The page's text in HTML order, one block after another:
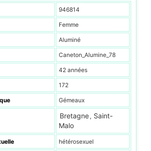
946814
Femme
Aluminé
Caneton_Alumine_78
42 années
172
Gémeaux
Bretagne , Saint-
Malo
hétérosexuel